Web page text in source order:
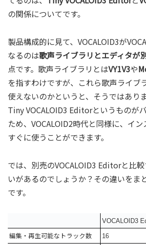
の関係についてです。
製品構成的に見て、VOCALOID3が
なるのは歌声ライブラリとエディタが
点です。歌声ライブラリとはVY1V3や
を指すわけですが、これら歌声ライブ
使えないのかというと、そうではあり
Tiny VOCALOID3 Editorというものが
ため、VOCALOID2時代と同様に、イン
すぐに使うことができます。
では、別売のVOCALOID3 Editorと比
いがあるのでしょうか？その違いをま
です。
VOCALOID3
編集・再生可能なトラック数 16